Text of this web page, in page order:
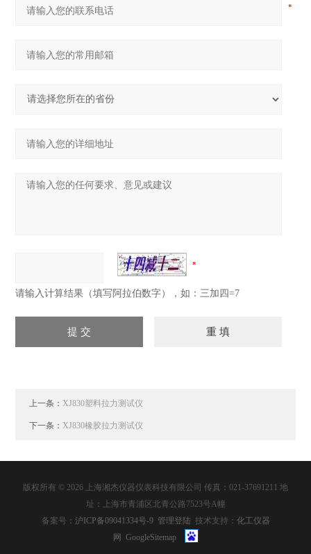
请输入计算结果（填写阿拉伯数字），如：三加四=7
上一条：XJ830塑料拉力测试仪
下一条：XJ830橡胶拉力测试仪
版权所有 © 2026 上海湘杰仪器仪表科技有限公司 传真：021-37691211 地
址：上海市青浦区北青公路7523号A幢
备案号： 沪ICP备09041334号-9 管理登陆 技术支持： 化工仪器
网 GoogleSitemap